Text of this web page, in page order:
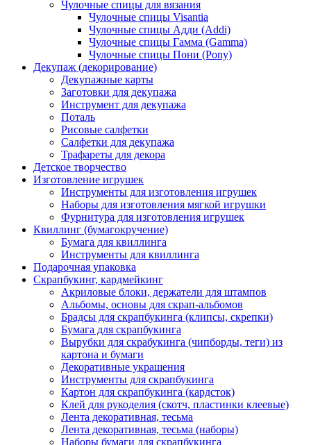
Чулочные спицы для вязания
Чулочные спицы Visantia
Чулочные спицы Адди (Addi)
Чулочные спицы Гамма (Gamma)
Чулочные спицы Пони (Pony)
Декупаж (декорирование)
Декупажные карты
Заготовки для декупажа
Инструмент для декупажа
Поталь
Рисовые салфетки
Салфетки для декупажа
Трафареты для декора
Детское творчество
Изготовление игрушек
Инструменты для изготовления игрушек
Наборы для изготовления мягкой игрушки
Фурнитура для изготовления игрушек
Квиллинг (бумагокручение)
Бумага для квиллинга
Инструменты для квиллинга
Подарочная упаковка
Скрапбукинг, кардмейкинг
Акриловые блоки, держатели для штампов
Альбомы, основы для скрап-альбомов
Брадсы для скрапбукинга (клипсы, скрепки)
Бумага для скрапбукинга
Вырубки для скрабукинга (чипборды, теги) из
картона и бумаги
Декоративные украшения
Инструменты для скрапбукинга
Картон для скрапбукинга (кардсток)
Клей для рукоделия (скотч, пластинки клеевые)
Лента декоративная, тесьма
Лента декоративная, тесьма (наборы)
Наборы бумаги для скрапбукинга